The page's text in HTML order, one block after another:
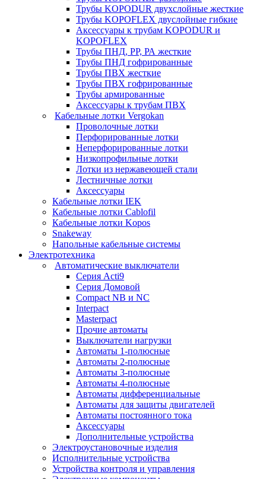
Трубы KOPODUR двухслойные жесткие
Трубы KOPOFLEX двуслойные гибкие
Аксессуары к трубам KOPODUR и
KOPOFLEX
Трубы ПНД, РР, РА жесткие
Трубы ПНД гофрированные
Трубы ПВХ жесткие
Трубы ПВХ гофрированные
Трубы армированные
Аксессуары к трубам ПВХ
Кабельные лотки Vergokan
Проволочные лотки
Перфорированные лотки
Неперфорированные лотки
Низкопрофильные лотки
Лотки из нержавеющей стали
Лестничные лотки
Аксессуары
Кабельные лотки IEK
Кабельные лотки Cablofil
Кабельные лотки Kopos
Snakeway
Напольные кабельные системы
Электротехника
Автоматические выключатели
Серия Acti9
Серия Домовой
Compact NB и NC
Interpact
Masterpact
Прочие автоматы
Выключатели нагрузки
Автоматы 1-полюсные
Автоматы 2-полюсные
Автоматы 3-полюсные
Автоматы 4-полюсные
Автоматы дифференциальные
Автоматы для защиты двигателей
Автоматы постоянного тока
Аксессуары
Дополнительные устройства
Электроустановочные изделия
Исполнительные устройства
Устройства контроля и управления